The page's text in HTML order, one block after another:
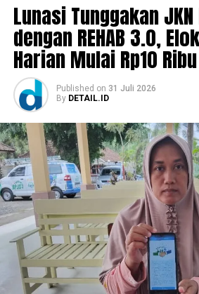
Lunasi Tunggakan
dengan REHAB 3.0,
Harian Mulai Rp10 Ribu
Published on 31 Juli 2026
By DETAIL.ID